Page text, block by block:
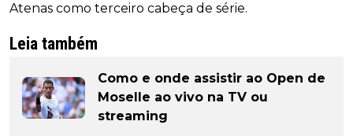
Atenas como terceiro cabeça de série.
Leia também
Como e onde assistir ao Open de
Moselle ao vivo na TV ou
streaming